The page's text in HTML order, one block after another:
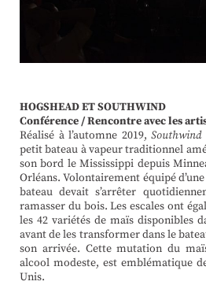
HOGSHEAD ET SOUTHWIND
Conférence / Rencontre avec les
Réalisé à l’automne 2019,Southwind
petit bateau à vapeur traditionnel
son bord le Mississippi depuis
Orléans. Volontairement équipé
bateau devait s’arrêter
ramasser du bois. Les escales ont
les 42 variétés de maïs disponibles
avant de les transformer dans le
son arrivée. Cette mutation du
alcool modeste, est emblématique
Unis.